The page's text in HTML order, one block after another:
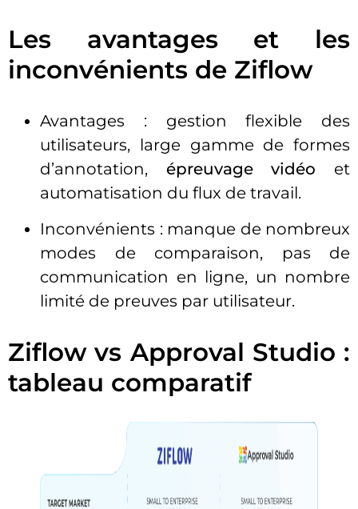
Les avantages et les
inconvénients de Ziflow
Avantages : gestion flexible des
utilisateurs, large gamme de formes
d’annotation, épreuvage vidéo et
automatisation du flux de travail.
Inconvénients : manque de nombreux
modes de comparaison, pas de
communication en ligne, un nombre
limité de preuves par utilisateur.
Ziflow vs Approval Studio :
tableau comparatif